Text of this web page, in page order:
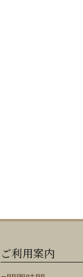
ご利用案内